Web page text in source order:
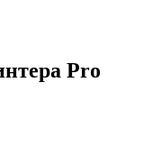
Pro